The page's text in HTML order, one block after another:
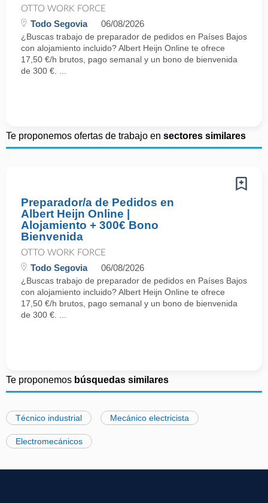
OTTO WORK FORCE
Todo Segovia 06/08/2026
¿Buscas trabajo de preparador de pedidos en Países Bajos
con alojamiento incluido? Albert Heijn Online te ofrece
17,50 €/h brutos, pago semanal y un bono de bienvenida
de 300 €. ...
Te proponemos ofertas de trabajo en sectores similares
Preparador/a de Pedidos en
Albert Heijn Online |
Alojamiento + 300€ Bono
Bienvenida
OTTO WORK FORCE
Todo Segovia 06/08/2026
¿Buscas trabajo de preparador de pedidos en Países Bajos
con alojamiento incluido? Albert Heijn Online te ofrece
17,50 €/h brutos, pago semanal y un bono de bienvenida
de 300 €. ...
Te proponemos búsquedas similares
Técnico industrial Mecánico electricista
Electromecánicos